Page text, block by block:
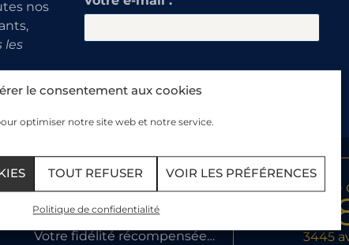
le consentement aux cookies
optimiser notre site web et notre service.
TOUT REFUSER VOIR LES PRÉFÉRENCES
Politique de confidentialité
nos
les
Contact et devis
Tarifs
Votre fidélité récompensée…
Notre indice
3445